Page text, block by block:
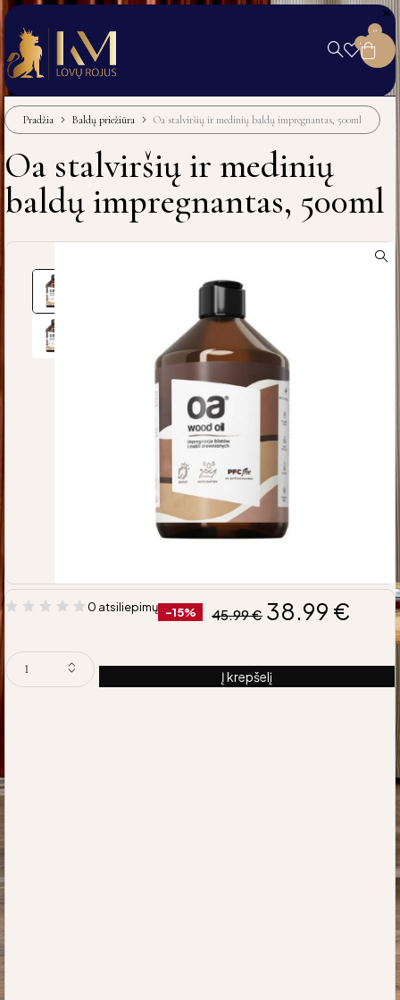
0
0
Pradžia Baldų priežiūra Oa stalviršių ir medinių baldų impregnantas, 500ml
Oa stalviršių ir medinių
baldų impregnantas, 500ml
0 atsiliepimų -15% 45.99€ 38.99 €
Į krepšelį